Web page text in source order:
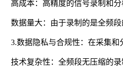
高成本：高精度的信号录制和
数据量大：由于录制的是全频
3.数据隐私与合规性：在采集
技术复杂性：全频段无压缩的